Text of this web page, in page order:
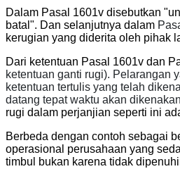
Dalam Pasal 1601v disebutkan
batal". Dan selanjutnya dalam
kerugian yang diderita oleh pihak
Dari ketentuan Pasal 1601v dan
ketentuan ganti rugi). Pelarangan
ketentuan tertulis yang telah
datang tepat waktu akan
rugi dalam perjanjian seperti ini
Berbeda dengan contoh sebagai
operasional perusahaan yang
timbul bukan karena tidak